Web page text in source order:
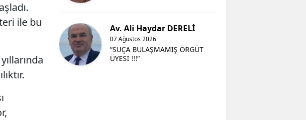
ile bu
Av. Ali Haydar DERELİ
07 Ağustos 2026
“SUÇA BULAŞMAMIŞ ÖRGÜT
ÜYESİ !!!”